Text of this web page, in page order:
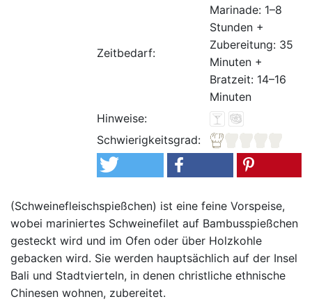
Zeitbedarf:
Marinade: 1–8
Stunden +
Zubereitung: 35
Minuten +
Bratzeit: 14–16
Minuten
Hinweise:
Schwierigkeitsgrad:
(Schweinefleischspießchen) ist eine feine Vorspeise,
wobei mariniertes Schweinefilet auf Bambusspießchen
gesteckt wird und im Ofen oder über Holzkohle
gebacken wird. Sie werden hauptsächlich auf der Insel
Bali und Stadtvierteln, in denen christliche ethnische
Chinesen wohnen, zubereitet.